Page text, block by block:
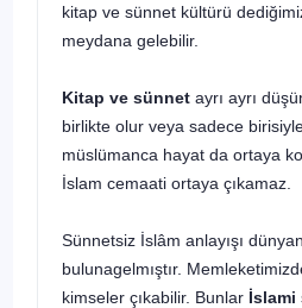
kitap ve sünnet kültürü
meydana gelebilir.
Kitap ve sünnet ayrı ayrı
birlikte olur veya sadece
müslümanca hayat da ortaya
İslam cemaati ortaya çıkamaz.
Sünnetsiz İslâm anlayışı
bulunagelmıştır.
kimseler çıkabilir. Bunlar İslami